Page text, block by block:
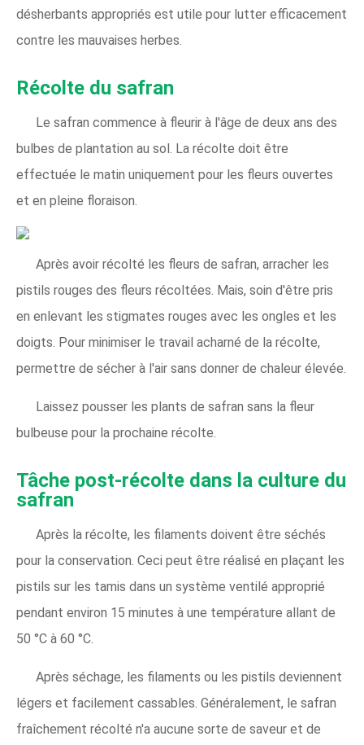
désherbants appropriés est utile pour lutter efficacement
contre les mauvaises herbes.
Récolte du safran
Le safran commence à fleurir à l'âge de deux ans des
bulbes de plantation au sol. La récolte doit être
effectuée le matin uniquement pour les fleurs ouvertes
et en pleine floraison.
Après avoir récolté les fleurs de safran, arracher les
pistils rouges des fleurs récoltées. Mais, soin d'être pris
en enlevant les stigmates rouges avec les ongles et les
doigts. Pour minimiser le travail acharné de la récolte,
permettre de sécher à l'air sans donner de chaleur élevée.
Laissez pousser les plants de safran sans la fleur
bulbeuse pour la prochaine récolte.
Tâche post-récolte dans la culture du
safran
Après la récolte, les filaments doivent être séchés
pour la conservation. Ceci peut être réalisé en plaçant les
pistils sur les tamis dans un système ventilé approprié
pendant environ 15 minutes à une température allant de
50 °C à 60 °C.
Après séchage, les filaments ou les pistils deviennent
légers et facilement cassables. Généralement, le safran
fraîchement récolté n'a aucune sorte de saveur et de